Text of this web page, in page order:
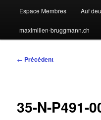
Espace Membres Auf
maximilien-bruggmann.ch
Navigation
← Précédent
35-N-P491-